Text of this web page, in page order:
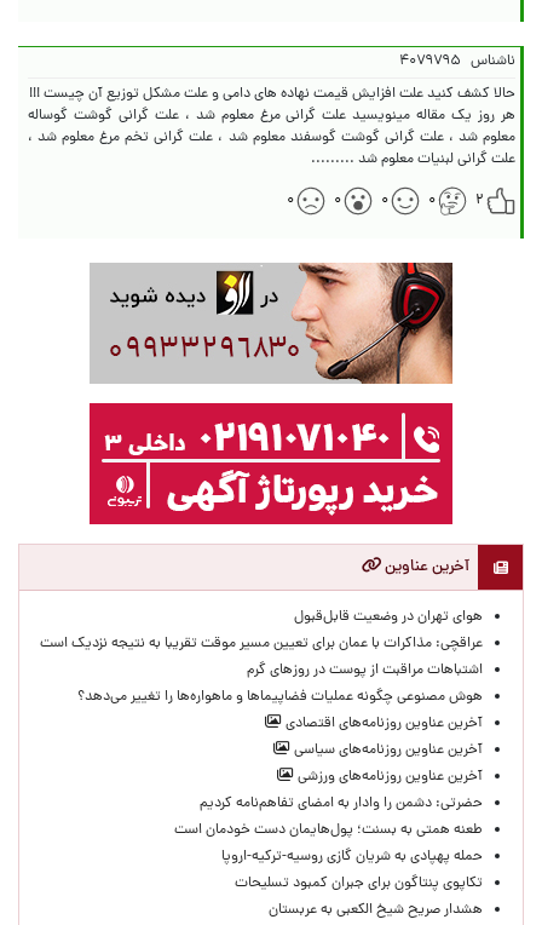
ناشناس ۴۰۷۹۷۹۵
هر روز یک مقاله مینویسید علت گرانی مرغ معلوم شد ، علت گرانی گوشت گوساله
معلوم شد ، علت گرانی گوشت گوسفند معلوم شد ، علت گرانی تخم مرغ معلوم شد ،
علت گرانی لبنیات معلوم شد .........
۲
۰ ۰ ۰ ۰
آخرین عناوین
هوای تهران در وضعیت قابل‌قبول
عراقچی: مذاکرات با عمان برای تعیین مسیر موقت تقریبا به نتیجه نزدیک است
اشتباهات مراقبت از پوست در روزهای گرم
هوش مصنوعی چگونه عملیات فضاپیماها و ماهواره‌ها را تغییر می‌دهد؟
آخرین عناوین روزنامه‌های اقتصادی
آخرین عناوین روزنامه‌های سیاسی
آخرین عناوین روزنامه‌های ورزشی
حضرتی: دشمن را وادار به امضای تفاهم‌نامه کردیم
طعنه همتی به بسنت؛ پول‌هایمان دست خودمان است
حمله پهپادی به شریان گازی روسیه-ترکیه-اروپا
تکاپوی پنتاگون برای جبران کمبود تسلیحات
هشدار صریح شیخ الکعبی به عربستان